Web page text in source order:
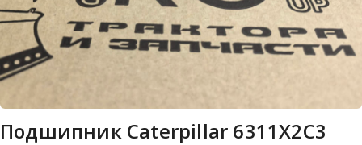
Подшипник Caterpillar 6311X2C3